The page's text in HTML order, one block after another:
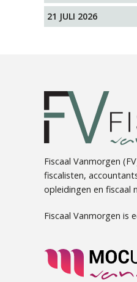
21 JULI 2026
Fiscaal Vanmorgen
fiscalisten,
opleidingen en fiscaal
Fiscaal Vanmorgen is